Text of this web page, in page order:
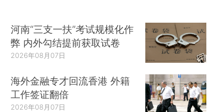
河南“三支一扶”考试规模化作
弊 内外勾结提前获取试卷
2026年08月07日
海外金融专才回流香港 外籍
工作签证翻倍
2026年08月07日